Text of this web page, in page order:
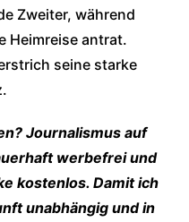
Zweiter, während
Heimreise antrat.
seine starke
Journalismus auf
werbefrei und
kostenlos. Damit ich
unabhängig und in